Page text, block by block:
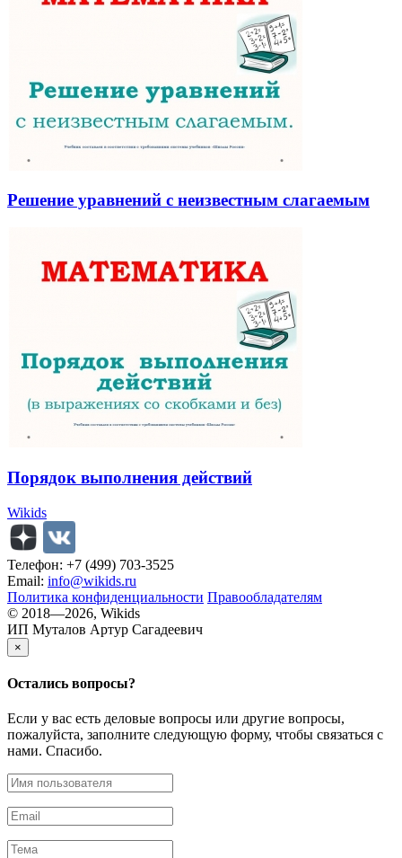
Решение уравнений с неизвестным слагаемым
Порядок выполнения действий
Wikids
Телефон: +7 (499) 703-3525
Email: info@wikids.ru
Политика конфиденциальности Правообладателям
© 2018—2026, Wikids
ИП Муталов Артур Сагадеевич
×
Остались вопросы?
Если у вас есть деловые вопросы или другие вопросы,
пожалуйста, заполните следующую форму, чтобы связаться с
нами. Спасибо.